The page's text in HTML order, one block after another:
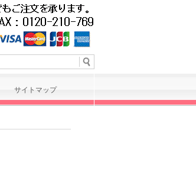
サイトマップ